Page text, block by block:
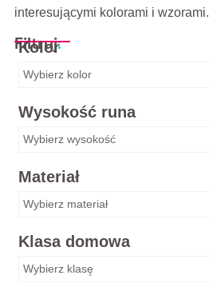
interesującymi kolorami i wzorami.
Filtruj:
Kolor
Wybierz kolor
Wysokość runa
Wybierz wysokość
Materiał
Wybierz materiał
Klasa domowa
Wybierz klasę